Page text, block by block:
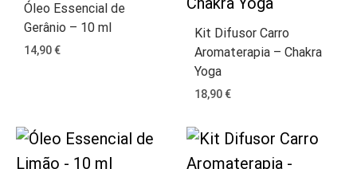
Óleo Essencial de
Gerânio – 10 ml
14,90€
Kit Difusor Carro
Aromaterapia – Chakra
Yoga
18,90€